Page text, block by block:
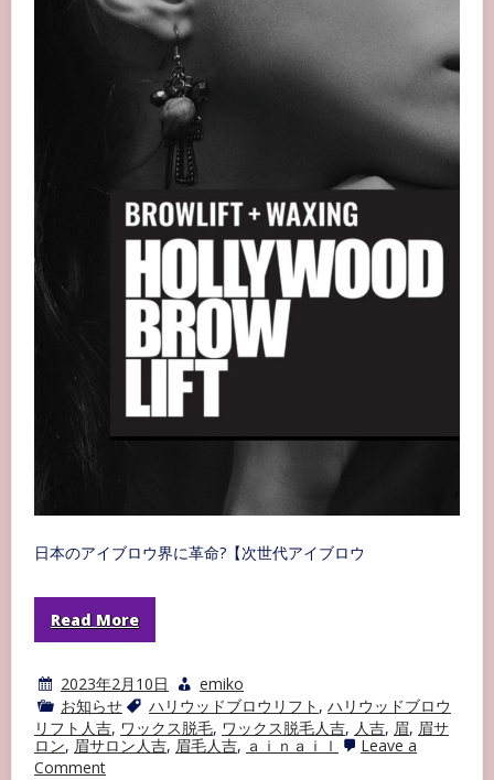
日本のアイブロウ界に革命?【次世代アイブロウ
Read More
2023年2月10日
emiko
お知らせ
ハリウッドブロウリフト , ハリウッドブロウ
リフト人吉, ワックス脱毛, ワックス脱毛人吉, 人吉, 眉, 眉サ
ロン, 眉サロン人吉, 眉毛人吉, ａｉｎａｉｌ
Leave a
Commenton